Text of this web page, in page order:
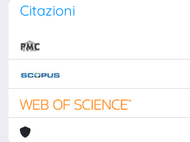
Citazioni